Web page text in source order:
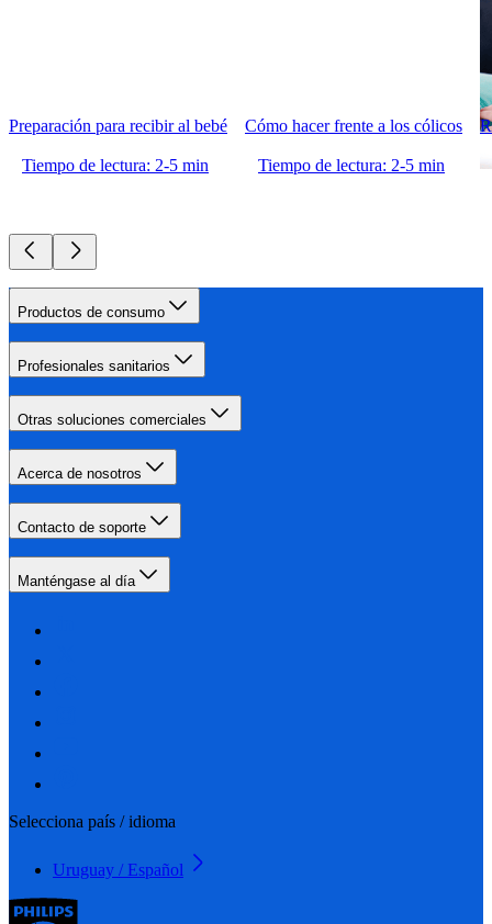
Preparación para recibir al bebé
Tiempo de lectura: 2-5 min
Cómo hacer frente a los cólicos
Tiempo de lectura: 2-5 min
Productos de consumo
Profesionales sanitarios
Otras soluciones comerciales
Acerca de nosotros
Contacto de soporte
Manténgase al día
Selecciona país / idioma
Uruguay / Español